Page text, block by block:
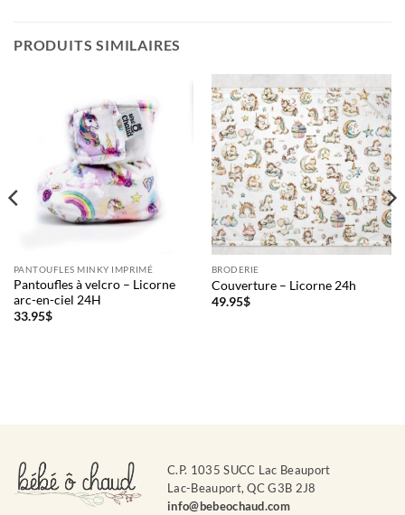
PRODUITS SIMILAIRES
PANTOUFLES MINKY IMPRIMÉ
Pantoufles à velcro – Licorne
arc-en-ciel 24H
33.95$
BRODERIE
Couverture – Licorne 24h
49.95$
C.P. 1035 SUCC Lac Beauport
Lac-Beauport, QC G3B 2J8
info@bebeochaud.com